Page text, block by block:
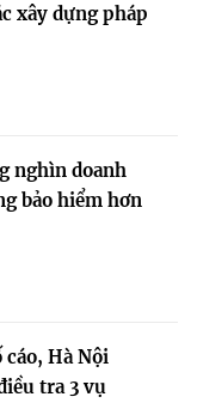
xây dựng pháp
nghìn doanh
bảo hiểm hơn
Hà Nội
tra 3 vụ